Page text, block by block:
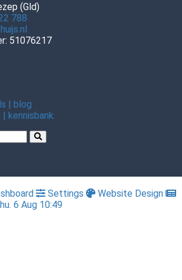
(Gld)
788
51076217
| blog
kennisbank.
Settings
Website Design
6 Aug 10:49